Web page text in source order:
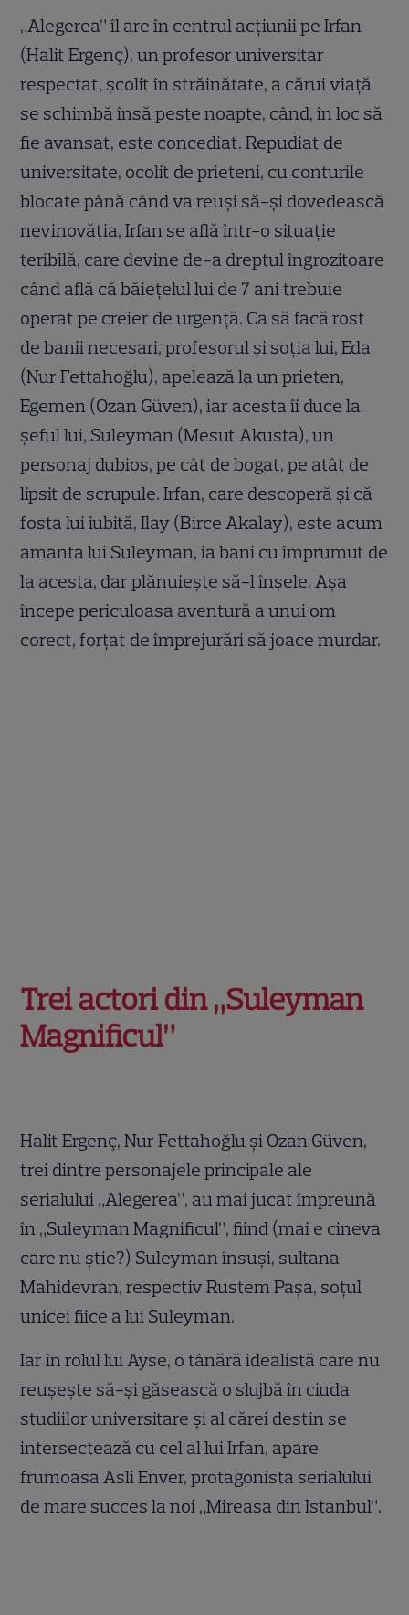
„Alegerea” îl are în centrul acțiunii pe Irfan
(Halit Ergenç), un profesor universitar
respectat, școlit în străinătate, a cărui viață
se schimbă însă peste noapte, când, în loc să
fie avansat, este concediat. Repudiat de
universitate, ocolit de prieteni, cu conturile
blocate până când va reuși să-și dovedească
nevinovăția, Irfan se află într-o situație
teribilă, care devine de-a dreptul îngrozitoare
când află că băiețelul lui de 7 ani trebuie
operat pe creier de urgență. Ca să facă rost
de banii necesari, profesorul și soția lui, Eda
(Nur Fettahoğlu), apelează la un prieten,
Egemen (Ozan Güven), iar acesta îi duce la
șeful lui, Suleyman (Mesut Akusta), un
personaj dubios, pe cât de bogat, pe atât de
lipsit de scrupule. Irfan, care descoperă și că
fosta lui iubită, Ilay (Birce Akalay), este acum
amanta lui Suleyman, ia bani cu împrumut de
la acesta, dar plănuiește să-l înșele. Așa
începe periculoasa aventură a unui om
corect, forțat de împrejurări să joace murdar.
Trei actori din „Suleyman
Magnificul”
Halit Ergenç, Nur Fettahoğlu și Ozan Güven,
trei dintre personajele principale ale
serialului „Alegerea”, au mai jucat împreună
în „Suleyman Magnificul”, fiind (mai e cineva
care nu știe?) Suleyman însuși, sultana
Mahidevran, respectiv Rustem Pașa, soțul
unicei fiice a lui Suleyman.
Iar în rolul lui Ayse, o tânără idealistă care nu
reușește să-și găsească o slujbă în ciuda
studiilor universitare și al cărei destin se
intersectează cu cel al lui Irfan, apare
frumoasa Asli Enver, protagonista serialului
de mare succes la noi „Mireasa din Istanbul”.